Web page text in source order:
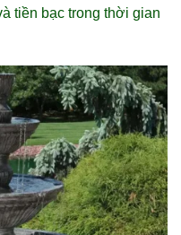
tiền bạc trong thời gian